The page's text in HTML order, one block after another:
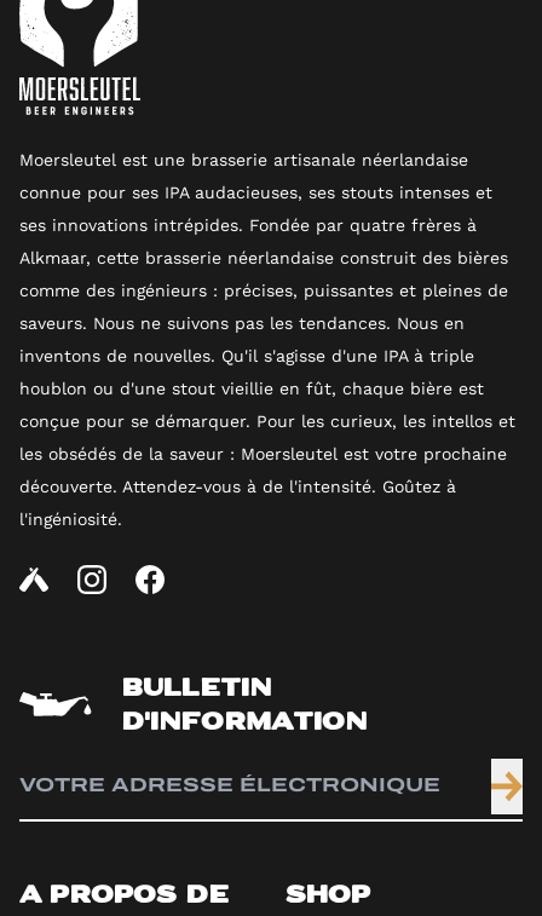
Moersleutel est une brasserie artisanale néerlandaise
connue pour ses IPA audacieuses, ses stouts intenses et
ses innovations intrépides. Fondée par quatre frères à
Alkmaar, cette brasserie néerlandaise construit des bières
comme des ingénieurs : précises, puissantes et pleines de
saveurs. Nous ne suivons pas les tendances. Nous en
inventons de nouvelles. Qu'il s'agisse d'une IPA à triple
houblon ou d'une stout vieillie en fût, chaque bière est
conçue pour se démarquer. Pour les curieux, les intellos et
les obsédés de la saveur : Moersleutel est votre prochaine
découverte. Attendez-vous à de l'intensité. Goûtez à
l'ingéniosité.
BULLETIN
D'INFORMATION
A PROPOS DE SHOP